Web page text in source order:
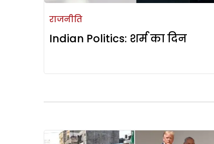
राजनीति
Indian Politics: शर्म का दिन